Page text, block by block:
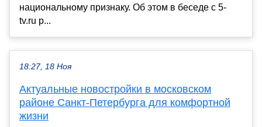
национальному признаку. Об этом в беседе с 5-
tv.ru р...
18:27, 18 Ноя
Актуальные новостройки в московском
районе Санкт-Петербурга для комфортной
жизни